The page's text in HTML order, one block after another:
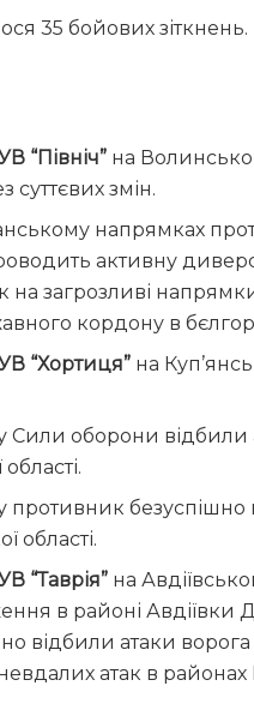
35 бойових зіткнень.
“Північ” на
суттєвих змін.
напрямках
активну
загрозливі
кордону в
“Хортиця” на
оборони відбили
області.
“Таврія” на
в районі Авдіївки
відбили атаки
атак в